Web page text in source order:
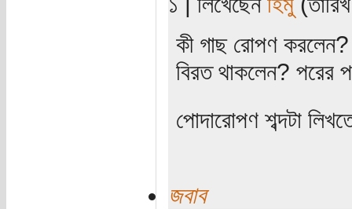
কী গাছ রোপণ
বিরত থাকলেন? পরের
পোদারোপণ শব্দটা
জবাব